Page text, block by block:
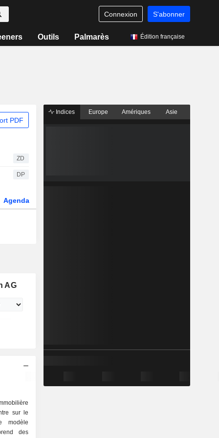
Connexion S'abonner
Outils Palmarès Édition française
PDF
ZD
DP
Agenda
AG
sur le
modèle
des
Indices Europe Amériques Asie